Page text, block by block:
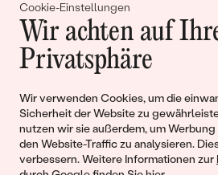
Cookie-Einstellungen
Wir achten auf
Privatsphäre
Wir verwenden Cookies, um die
Sicherheit der Website zu
nutzen wir sie außerdem, um
den Website-Traffic zu analysieren.
verbessern. Weitere Informationen zur
Gemeinsam
Geschichten von
Liebe
Begleiten Sie uns!